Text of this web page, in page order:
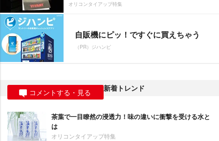
オリコンタイアップ特集
自販機にピッ！ですぐに買えちゃう
（PR）ジハンピ
コメントする・見る 新着トレンド
茶葉で一目瞭然の浸透力！味の違いに衝撃を受ける水と
は
オリコンタイアップ特集